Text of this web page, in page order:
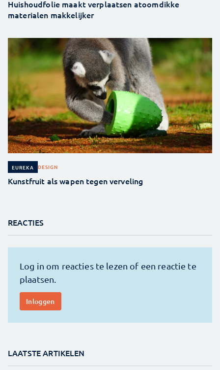
Huishoudfolie maakt verplaatsen atoomdikke
materialen makkelijker
EUREKA DESIGN
Kunstfruit als wapen tegen verveling
REACTIES
LAATSTE ARTIKELEN